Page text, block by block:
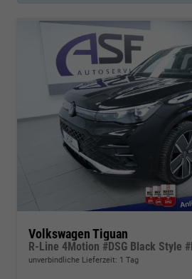
Volkswagen Tiguan
unverbindliche Lieferzeit: 1 Tag